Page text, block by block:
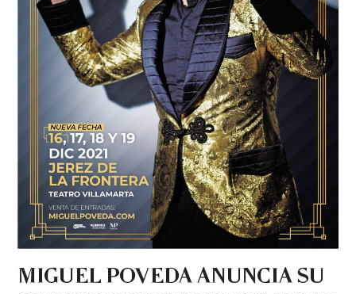
MIGUEL POVEDA ANUNCIA SU